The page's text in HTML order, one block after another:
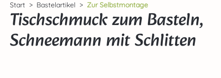
Start Bastelartikel Zur Selbstmontage
Tischschmuck zum Basteln,
Schneemann mit Schlitten